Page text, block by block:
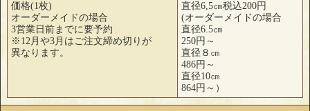
価格(1枚)
オーダーメイドの場合
3営業日前までに要予約
※12月や3月はご注文締め切りが
異なります。
直径6,5㎝税込200円
(オーダーメイドの場合
直径6.5㎝
250円～
直径８㎝
486円～
直径10㎝
864円～）